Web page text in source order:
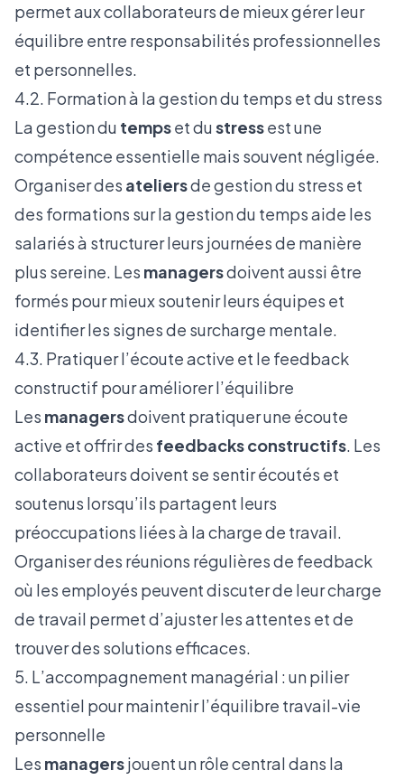
permet aux collaborateurs de mieux gérer leur
équilibre entre responsabilités professionnelles
et personnelles.
4.2. Formation à la gestion du temps et du stress
La gestion du tempset dustressest une
compétence essentielle mais souvent négligée.
Organiser des ateliersde gestion du stress et
des formations sur la gestion du temps aide les
salariés à structurer leurs journées de manière
plus sereine. Les managersdoivent aussi être
formés pour mieux soutenir leurs équipes et
identifier les signes de surcharge mentale.
4.3. Pratiquer l’écoute active et le feedback
constructif pour améliorer l’équilibre
Les managersdoivent pratiquer une écoute
active et offrir des feedbacks constructifs. Les
collaborateurs doivent se sentir écoutés et
soutenus lorsqu’ils partagent leurs
préoccupations liées à la charge de travail.
Organiser des réunions régulières de feedback
où les employés peuvent discuter de leur charge
de travail permet d’ajuster les attentes et de
trouver des solutions efficaces.
5. L’accompagnement managérial : un pilier
essentiel pour maintenir l’équilibre travail-vie
personnelle
Les managersjouent un rôle central dans la